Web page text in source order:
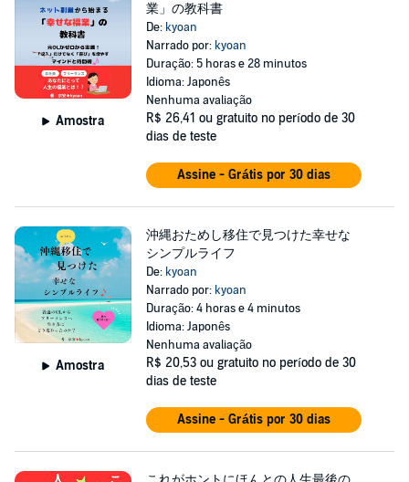
Amostra
業」の教科書
De: kyoan
Narrado por: kyoan
Duração: 5 horas e 28 minutos
Idioma: Japonês
Nenhuma avaliação
R$ 26,41 ou gratuito no período de 30
dias de teste
Assine - Grátis por 30 dias
Amostra
沖縄おためし移住で見つけた幸せな
シンプルライフ
De: kyoan
Narrado por: kyoan
Duração: 4 horas e 4 minutos
Idioma: Japonês
Nenhuma avaliação
R$ 20,53 ou gratuito no período de 30
dias de teste
Assine - Grátis por 30 dias